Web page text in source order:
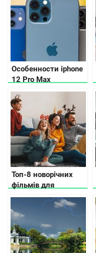
путеводители
Особенности iphone
12 Pro Max
Топ-8 новорічних
фільмів для
сімейного перегляду